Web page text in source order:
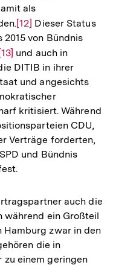
als
Zur
Auflösung
der
Fußnote
[12] Dieser Status
von Bündnis
Zur
[13] und auch in
DITIB in ihrer
und angesichts
kritisiert. Während
CDU,
Verträge forderten,
und Bündnis
auch die
während ein Großteil
Hamburg zwar in den
die in
zu einem geringen